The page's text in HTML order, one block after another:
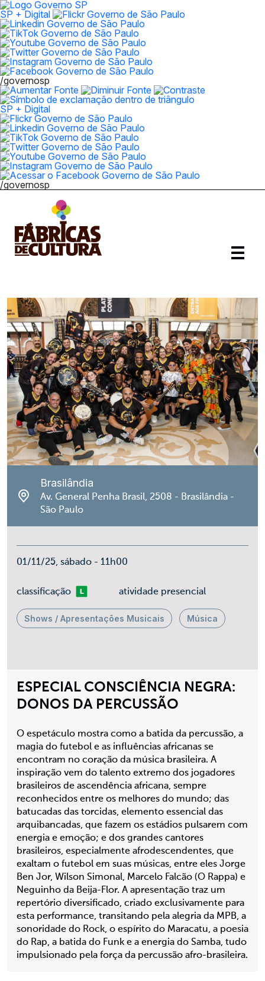
SP + Digital
/governosp
SP + Digital
/governosp
ESPECIAL CONSCIÊNCIA NEGRA:
DONOS DA PERCUSSÃO
O espetáculo mostra como a batida da percussão, a
magia do futebol e as influências africanas se
encontram no coração da música brasileira. A
inspiração vem do talento extremo dos jogadores
brasileiros de ascendência africana, sempre
reconhecidos entre os melhores do mundo; das
batucadas das torcidas, elemento essencial das
arquibancadas, que fazem os estádios pulsarem com
energia e emoção; e dos grandes cantores
brasileiros, especialmente afrodescendentes, que
exaltam o futebol em suas músicas, entre eles Jorge
Ben Jor, Wilson Simonal, Marcelo Falcão (O Rappa) e
Neguinho da Beija-Flor. A apresentação traz um
repertório diversificado, criado exclusivamente para
esta performance, transitando pela alegria da MPB, a
sonoridade do Rock, o espírito do Maracatu, a poesia
do Rap, a batida do Funk e a energia do Samba, tudo
impulsionado pela força da percussão afro-brasileira.
Brasilândia
Av. General Penha Brasil, 2508 - Brasilândia -
São Paulo
01/11/25, sábado - 11h00
classificaçãoLivre atividade presencial
Shows / Apresentações Musicais Música